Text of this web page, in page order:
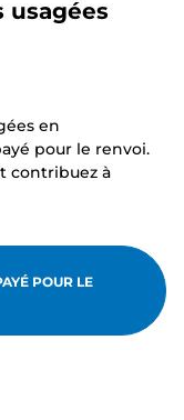
usagées
en
pour le renvoi.
contribuez à
POUR LE